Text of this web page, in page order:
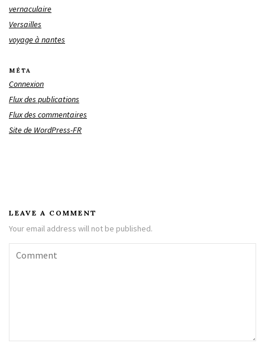
vernaculaire
Versailles
voyage à nantes
MÉTA
Connexion
Flux des publications
Flux des commentaires
Site de WordPress-FR
LEAVE A COMMENT
Your email address will not be published.